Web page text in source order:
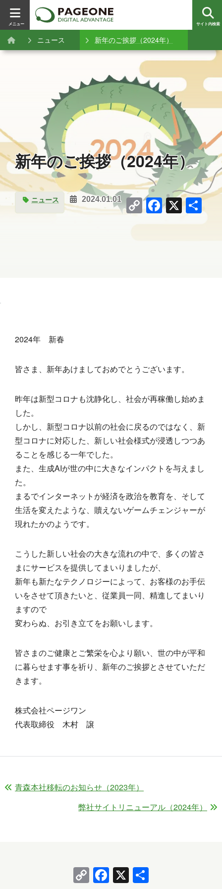
メニュー サイト内検索
ニュース 新年のご挨拶（2024年）
新年のご挨拶（2024年）
ニュース 2024.01.01 Copy
Link
X 共
2024年 新春
皆さま、新年あけましておめでとうございます。
昨年は新型コロナも沈静化し、社会が再稼働し始めま
した。
しかし、新型コロナ以前の社会に戻るのではなく、新
型コロナに対応した、新しい社会様式が浸透しつつあ
ることを感じる一年でした。
また、生成AIが世の中に大きなインパクトを与えまし
た。
まるでインターネットが経済を政治を教育を、そして
生活を変えたような、贖えないゲームチェンジャーが
現れたかのようです。
こうした新しい社会の大きな流れの中で、多くの皆さ
まにサービスを提供してまいりましたが、
新年も新たなテクノロジーによって、お客様のお手伝
いをさせて頂きたいと、従業員一同、精進してまいり
ますので
変わらぬ、お引き立てをお願いします。
皆さまのご健康とご繁栄を心より願い、世の中が平和
に暮らせます事を祈り、新年のご挨拶とさせていただ
きます。
株式会社ページワン
代表取締役 木村 譲
青森本社移転のお知らせ（2023年）
弊社サイトリニューアル（2024年）
CopyFacebook
X